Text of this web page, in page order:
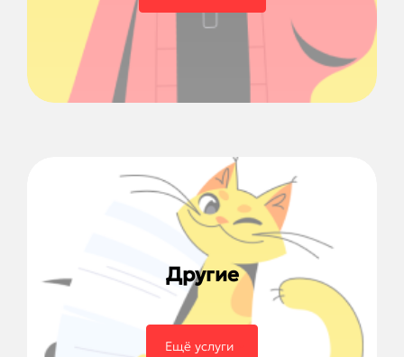
Другие
Ещё услуги